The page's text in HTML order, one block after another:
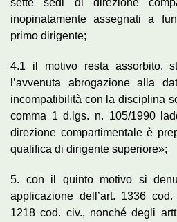
inopinatamente assegnati a
primo dirigente;
4.1 il motivo resta assorbito,
l’avvenuta abrogazione alla
incompatibilità con la disciplina
comma 1 d.lgs. n. 105/1990
direzione compartimentale è
qualifica di dirigente superiore»;
5. con il quinto motivo si
applicazione dell’art. 1336
1218 cod. civ., nonché degli